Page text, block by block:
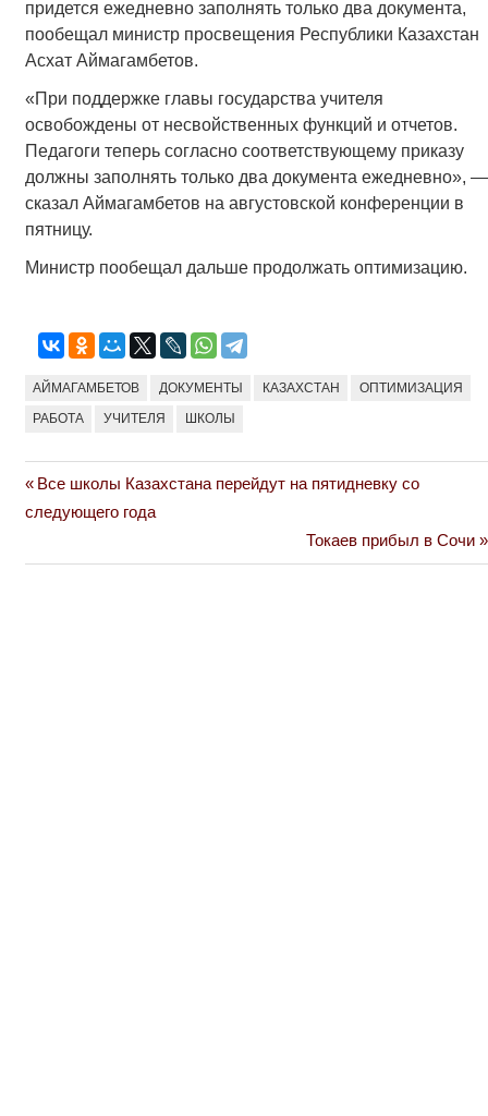
придется ежедневно заполнять только два документа,
пообещал министр просвещения Республики Казахстан
Асхат Аймагамбетов.
«При поддержке главы государства учителя
освобождены от несвойственных функций и отчетов.
Педагоги теперь согласно соответствующему приказу
должны заполнять только два документа ежедневно», —
сказал Аймагамбетов на августовской конференции в
пятницу.
Министр пообещал дальше продолжать оптимизацию.
АЙМАГАМБЕТОВ ДОКУМЕНТЫ КАЗАХСТАН ОПТИМИЗАЦИЯ
РАБОТА УЧИТЕЛЯ ШКОЛЫ
Навигация
Previous
Post:
Все школы Казахстана перейдут на пятидневку со
следующего года
Next
Post:
Токаев прибыл в Сочи